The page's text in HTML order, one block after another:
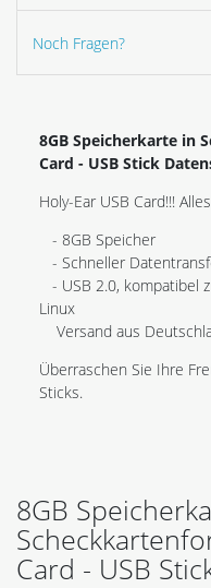
Noch Fragen?
8GB Speicherkarte in
Card - USB Stick
Holy-Ear USB Card!!!
- 8GB Speicher
- Schneller
- USB 2.0, kompatibel
Linux
Versand aus
Überraschen Sie Ihre
Sticks.
8GB
Card - USB